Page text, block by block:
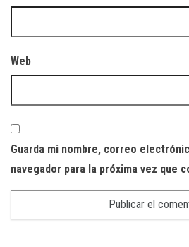
Web
Guarda mi nombre, correo
navegador para la próxima vez que